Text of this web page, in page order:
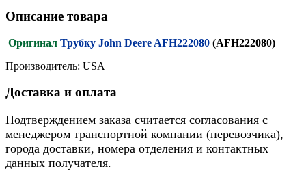
Описание товара
Оригинал Трубку John Deere AFH222080 (AFH222080)
Производитель: USA
Доставка и оплата
Подтверждением заказа считается согласования с
менеджером транспортной компании (перевозчика),
города доставки, номера отделения и контактных
данных получателя.